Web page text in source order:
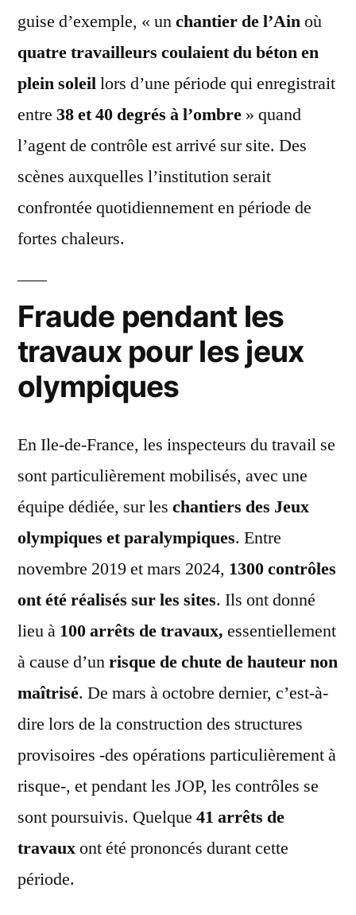
guise d’exemple, « unchantier de l’Ainoù
quatre travailleurs coulaient du béton en
plein soleillors d’une période qui enregistrait
entre 38 et 40 degrés à l’ombre » quand
l’agent de contrôle est arrivé sur site. Des
scènes auxquelles l’institution serait
confrontée quotidiennement en période de
fortes chaleurs.
Fraude pendant les
travaux pour les jeux
olympiques
En Ile-de-France, les inspecteurs du travail se
sont particulièrement mobilisés, avec une
équipe dédiée, sur les chantiers des Jeux
olympiques et paralympiques. Entre
novembre 2019 et mars 2024, 1300 contrôles
ont été réalisés sur les sites. Ils ont donné
lieu à 100 arrêts de travaux, essentiellement
à cause d’unrisque de chute de hauteur non
maîtrisé. De mars à octobre dernier, c’est-à-
dire lors de la construction des structures
provisoires -des opérations particulièrement à
risque-, et pendant les JOP, les contrôles se
sont poursuivis. Quelque 41 arrêts de
travauxont été prononcés durant cette
période.